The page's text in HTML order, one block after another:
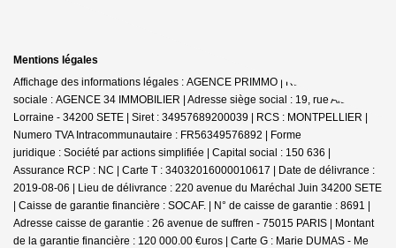
Mentions légales
Affichage des informations légales : AGENCE PRIMMO | Raison
sociale : AGENCE 34 IMMOBILIER | Adresse siège social : 19, rue Alsace
Lorraine - 34200 SETE | Siret : 34957689200039 | RCS : MONTPELLIER |
Numero TVA Intracommunautaire : FR56349576892 | Forme
juridique : Société par actions simplifiée | Capital social : 150 636 |
Assurance RCP : NC | Carte T : 34032016000010617 | Date de délivrance :
2019-08-06 | Lieu de délivrance : 220 avenue du Maréchal Juin 34200 SETE
| Caisse de garantie financière : SOCAF. | N° de caisse de garantie : 8691 |
Adresse caisse de garantie : 26 avenue de suffren - 75015 PARIS | Montant
de la garantie financière : 120 000.00 €uros | Carte G : Marie DUMAS - Me